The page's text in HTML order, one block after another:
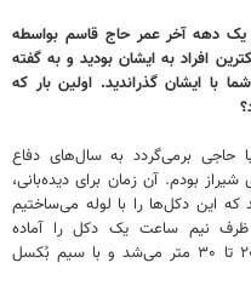
دهه آخر عمر حاج قاسم بواسطه
افراد به ایشان بودید و به گفته
با ایشان گذراندید. اولین بار که
حاجی برمی‌گردد به سال‌های دفاع
بودم. آن زمان برای دیده‌بانی،
این دکل‌ها را با لوله می‌ساختیم
ظرف نیم ساعت یک دکل را آماده
می‌کردیم؛ دکل‌هایی که ارتفاعش در حدود ۲۰ تا ۳۰ متر می‌شد و با سیم بُکسل